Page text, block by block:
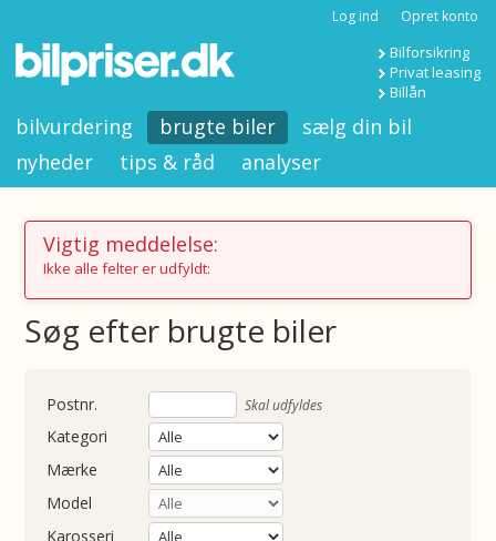
Log ind Opret konto
Bilforsikring
Privat leasing
Billån
bilvurdering brugte biler
sælg din bil
nyheder
tips & råd analyser
Vigtig meddelelse:
Ikke alle felter er udfyldt:
Søg efter brugte biler
Skal udfyldes
Kategori
Mærke
Model
Karosseri